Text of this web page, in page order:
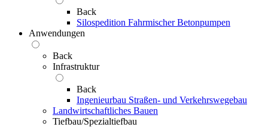
Back
Silospedition Fahrmischer Betonpumpen
Anwendungen
Back
Infrastruktur
Back
Ingenieurbau Straßen- und Verkehrswegebau
Landwirtschaftliches Bauen
Tiefbau/Spezialtiefbau